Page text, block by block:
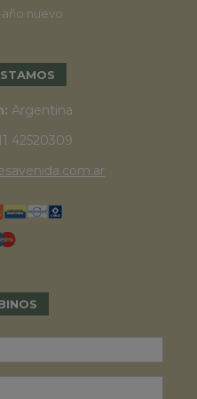
nuevo
Argentina
42520309